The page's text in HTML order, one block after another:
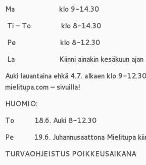
Ma
klo 9-14.30
Ti – To klo 8-14.30
Pe
klo 8-12.30
La
Kiinni ainakin kesäkuun ajan
Auki lauantaina ehkä 4.7. alkaen klo 9-
mielitupa.com – sivuilla!
HUOMIO:
To 18.6. Auki 8-12.30
Pe 19.6. Juhannusaattona Mielitupa
TURVAOHJEISTUS POIKKEUSAIKANA